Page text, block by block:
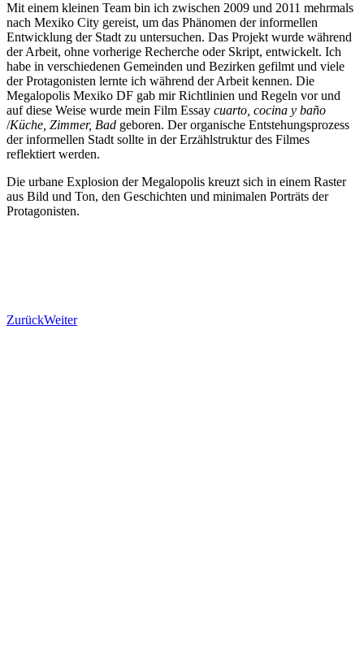
Mit einem kleinen Team bin ich zwischen 2009 und 2011 mehrmals
nach Mexiko City gereist, um das Phänomen der informellen
Entwicklung der Stadt zu untersuchen. Das Projekt wurde während
der Arbeit, ohne vorherige Recherche oder Skript, entwickelt. Ich
habe in verschiedenen Gemeinden und Bezirken gefilmt und viele
der Protagonisten lernte ich während der Arbeit kennen. Die
Megalopolis Mexiko DF gab mir Richtlinien und Regeln vor und
auf diese Weise wurde mein Film Essay cuarto, cocina y baño
/Küche, Zimmer, Bad geboren. Der organische Entstehungsprozess
der informellen Stadt sollte in der Erzählstruktur des Filmes
reflektiert werden.
Die urbane Explosion der Megalopolis kreuzt sich in einem Raster
aus Bild und Ton, den Geschichten und minimalen Porträts der
Protagonisten.
ZurückWeiter